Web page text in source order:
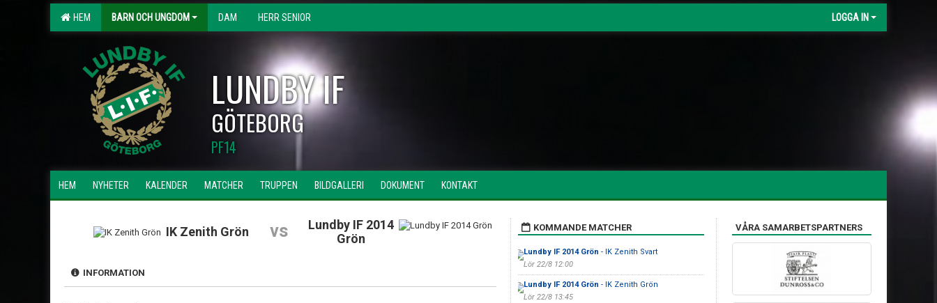
HEM BARN OCH UNGDOM DAM HERR SENIOR LOGGA IN
LUNDBY IF
GÖTEBORG
PF14
HEM NYHETER KALENDER MATCHER TRUPPEN BILDGALLERI DOKUMENT KONTAKT
IK Zenith Grön vs
Lundby IF 2014
Grön
INFORMATION
KOMMANDE MATCHER
Lundby IF 2014 Grön - IK Zenith Svart
Lör 22/8 12:00
Lundby IF 2014 Grön - IK Zenith Grön
Lör 22/8 13:45
VÅRA SAMARBETSPARTNERS